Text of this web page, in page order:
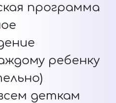
программа
ребенку
деткам